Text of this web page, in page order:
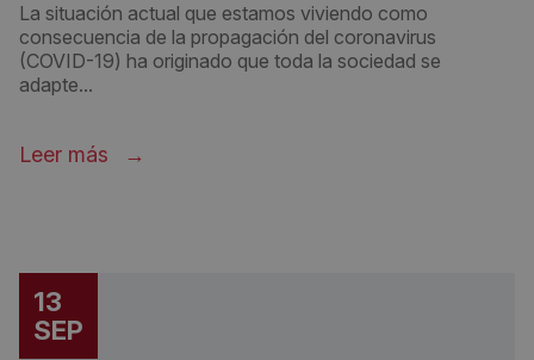
La situación actual que estamos viviendo como
consecuencia de la propagación del coronavirus
(COVID-19) ha originado que toda la sociedad se
adapte...
Leer más
13
SEP